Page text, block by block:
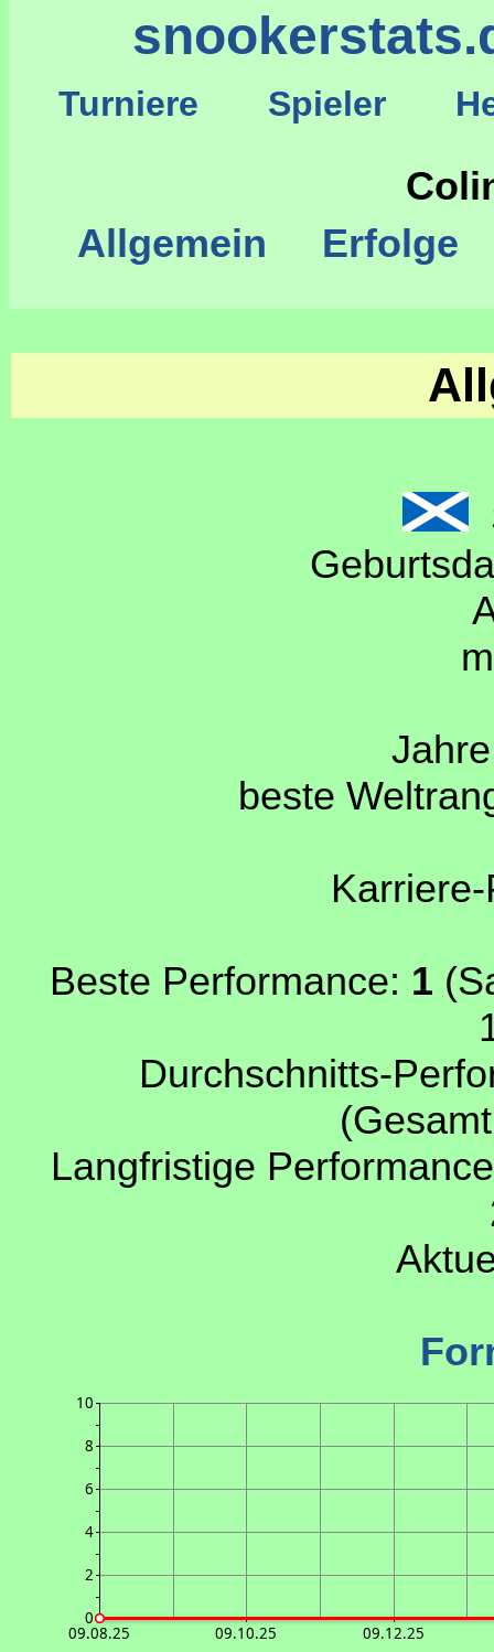
Turniere Spieler
beste
Beste Performance: 1
Durchschnitts-
Langfristige
10
8
6
4
2
0
09.08.25 09.10.25 09.12.25
Allgemein Erfolge